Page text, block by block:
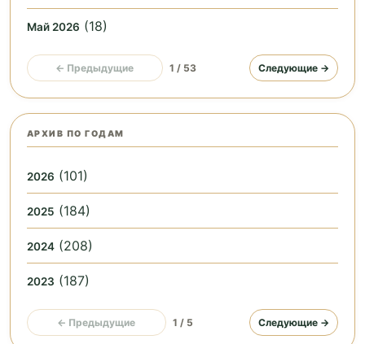
Май 2026 (18)
← Предыдущие 1 / 53 Следующие →
АРХИВ ПО ГОДАМ
2026 (101)
2025 (184)
2024 (208)
2023 (187)
← Предыдущие 1 / 5 Следующие →